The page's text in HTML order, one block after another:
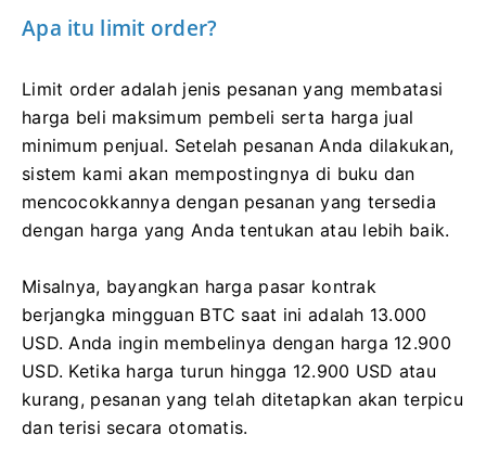
Apa itu limit order?
Limit order adalah jenis pesanan yang membatasi
harga beli maksimum pembeli serta harga jual
minimum penjual. Setelah pesanan Anda dilakukan,
sistem kami akan mempostingnya di buku dan
mencocokkannya dengan pesanan yang tersedia
dengan harga yang Anda tentukan atau lebih baik.
Misalnya, bayangkan harga pasar kontrak
berjangka mingguan BTC saat ini adalah 13.000
USD. Anda ingin membelinya dengan harga 12.900
USD. Ketika harga turun hingga 12.900 USD atau
kurang, pesanan yang telah ditetapkan akan terpicu
dan terisi secara otomatis.